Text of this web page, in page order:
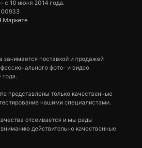
c 10 июня 2014 года.
занимается поставкой и продажей
фото- и видео
года.
представлены только качественные
нашими специалистами.
отсеивается и мы рады
действительно качественные